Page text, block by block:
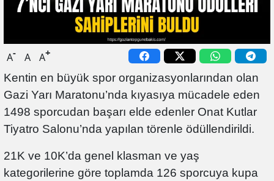
A- A A+
Kentin en büyük spor organizasyonlarından olan
Gazi Yarı Maratonu’nda kıyasıya mücadele eden
1498 sporcudan başarı elde edenler Onat Kutlar
Tiyatro Salonu’nda yapılan törenle ödüllendirildi.
21K ve 10K’da genel klasman ve yaş
kategorilerine göre toplamda 126 sporcuya kupa